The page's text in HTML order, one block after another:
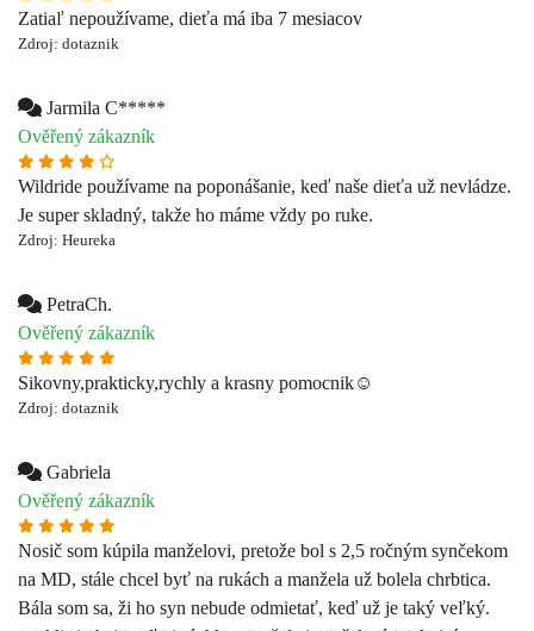
Wildride používame na poponášanie, keď naše dieťa už nevládze.
Je super skladný, takže ho máme vždy po ruke.
PetraCh.
Ověřený zákazník
Sikovny,prakticky,rychly a krasny pomocnik☺️
Zdroj: dotaznik
Gabriela
Ověřený zákazník
Nosič som kúpila manželovi, pretože bol s 2,5 ročným synčekom
na MD, stále chcel byť na rukách a manžela už bolela chrbtica.
zvykli si obaja veľmi rýchlo, manžel aj synček sú spokojní.
Kúpila by som ho ešte raz :-) Jediné čo môžem vytknúť, aby
mohli byť aj do vyššej hmotnosti :-)
Zdroj: dotaznik
Nina K*****